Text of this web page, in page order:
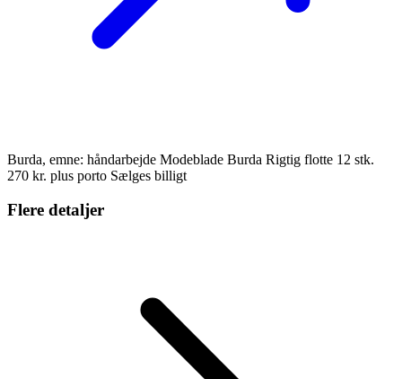
Burda, emne: håndarbejde Modeblade Burda Rigtig flotte 12 stk.
270 kr. plus porto Sælges billigt
Flere detaljer